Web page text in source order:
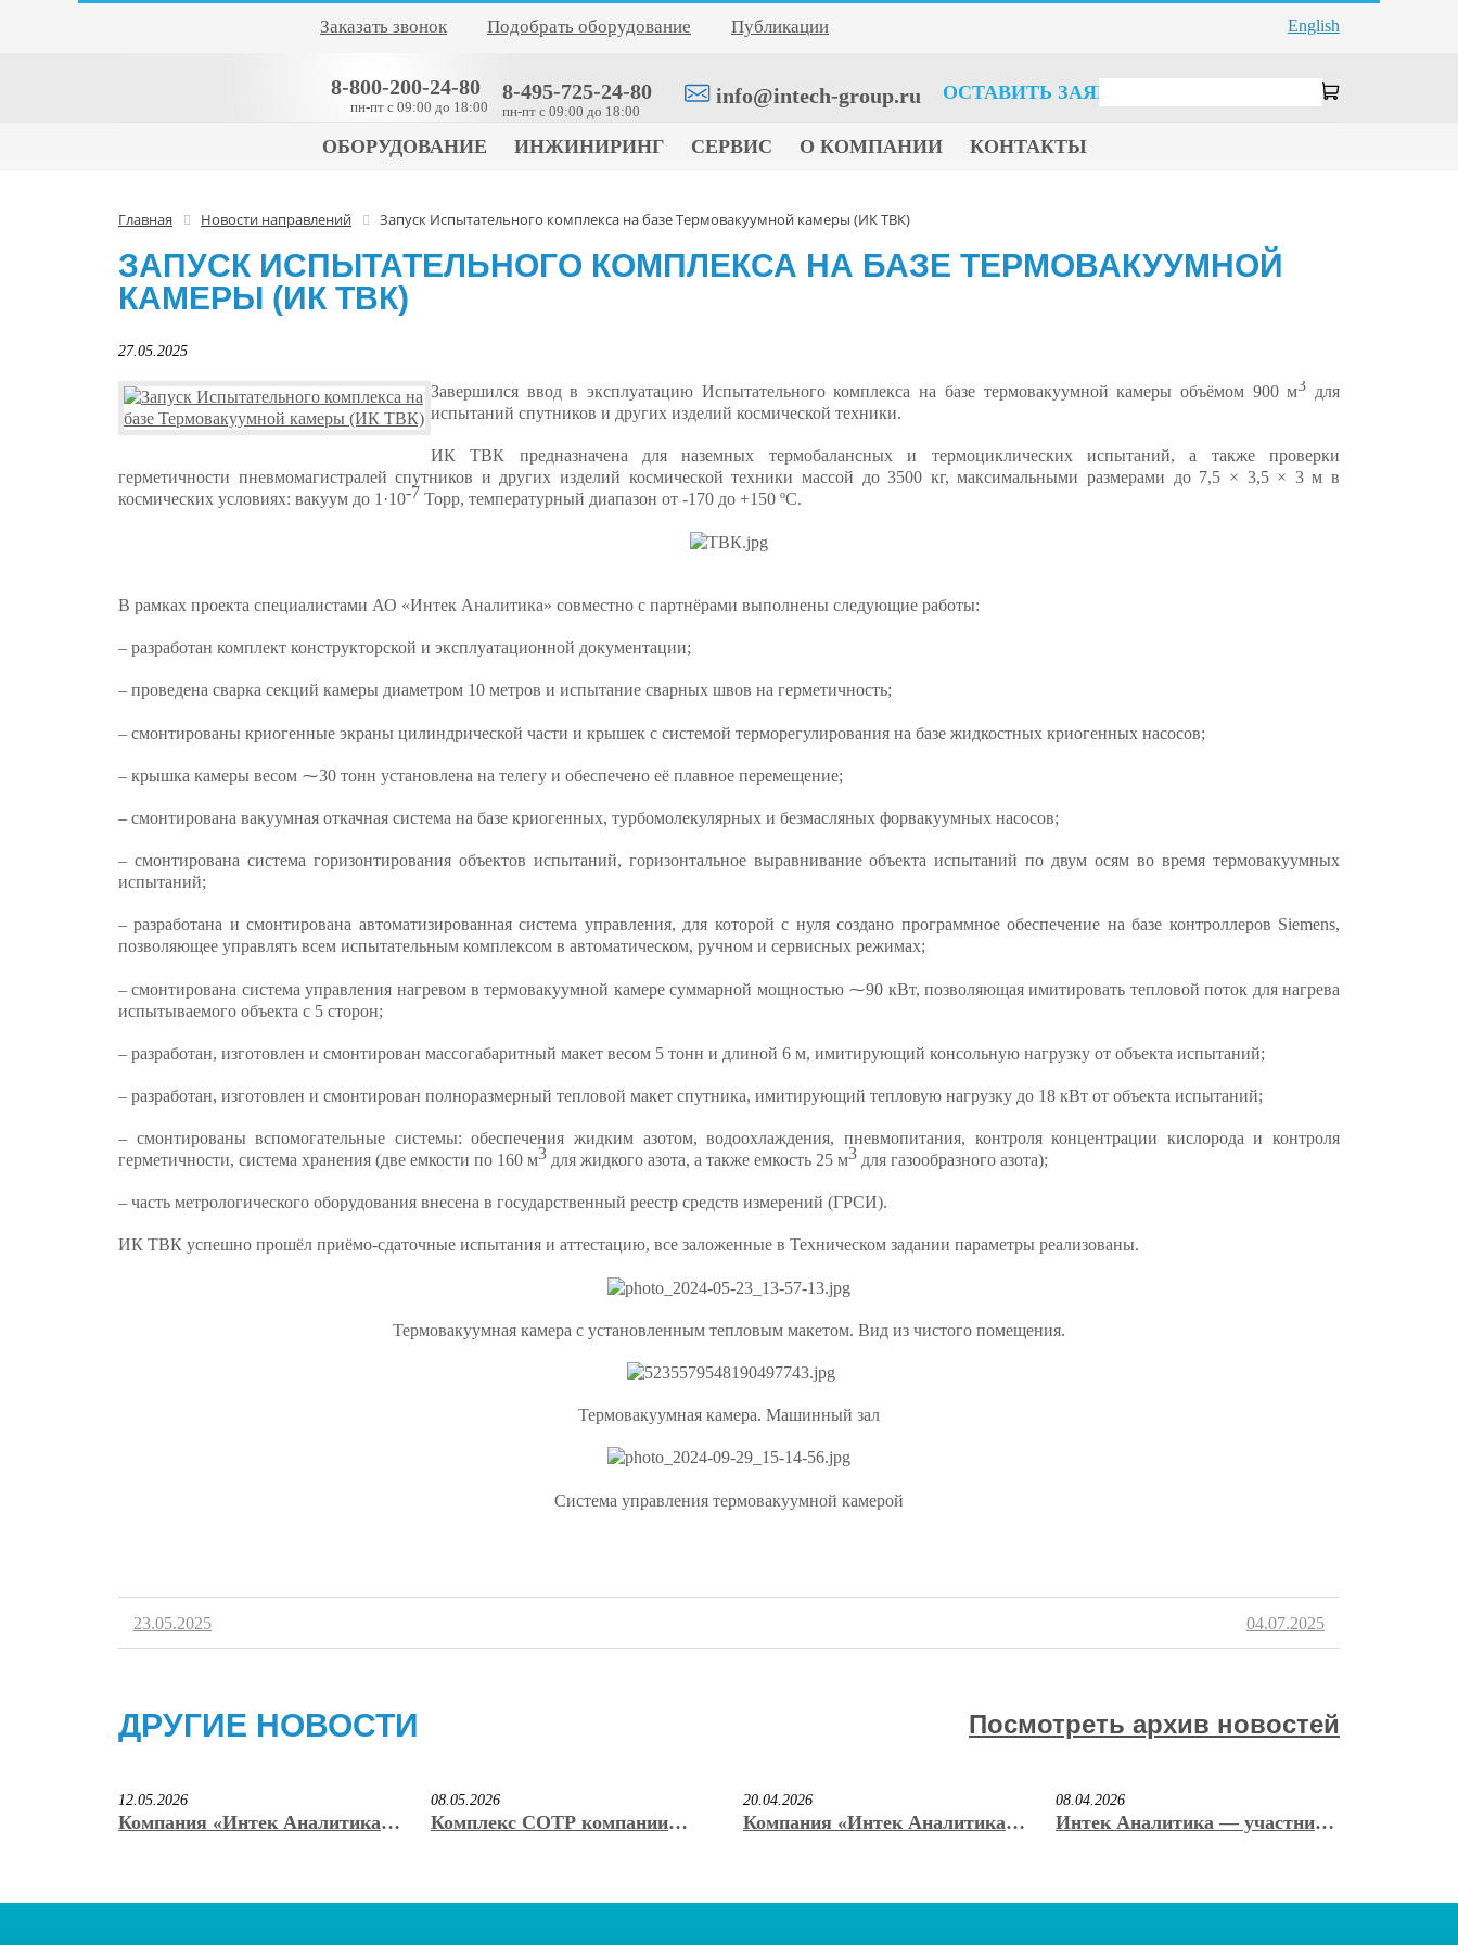
English
Заказать звонок Подобрать оборудование Публикации
8-800-200-24-80
пн-пт c 09:00 до 18:00
8-495-725-24-80
пн-пт c 09:00 до 18:00
info@intech-group.ru ОСТАВИТЬ ЗАЯВКУ
ОБОРУДОВАНИЕ ИНЖИНИРИНГ СЕРВИС О КОМПАНИИ КОНТАКТЫ
Главная Новости направлений Запуск Испытательного комплекса на базе Термовакуумной камеры (ИК ТВК)
ЗАПУСК ИСПЫТАТЕЛЬНОГО КОМПЛЕКСА НА БАЗЕ ТЕРМОВАКУУМНОЙ
КАМЕРЫ (ИК ТВК)
27.05.2025
Завершился ввод в эксплуатацию Испытательного комплекса на базе термовакуумной камеры объёмом 900 м3 для
испытаний спутников и других изделий космической техники.
ИК ТВК предназначена для наземных термобалансных и термоциклических испытаний, а также проверки
герметичности пневмомагистралей спутников и других изделий космической техники массой до 3500 кг, максимальными размерами до 7,5 × 3,5 × 3 м в
космических условиях: вакуум до 1·10-7 Торр, температурный диапазон от -170 до +150 ºC.
В рамках проекта специалистами АО «Интек Аналитика» совместно с партнёрами выполнены следующие работы:
– разработан комплект конструкторской и эксплуатационной документации;
– проведена сварка секций камеры диаметром 10 метров и испытание сварных швов на герметичность;
– смонтированы криогенные экраны цилиндрической части и крышек с системой терморегулирования на базе жидкостных криогенных насосов;
– крышка камеры весом ⁓30 тонн установлена на телегу и обеспечено её плавное перемещение;
– смонтирована вакуумная откачная система на базе криогенных, турбомолекулярных и безмасляных форвакуумных насосов;
– смонтирована система горизонтирования объектов испытаний, горизонтальное выравнивание объекта испытаний по двум осям во время термовакуумных
испытаний;
– разработана и смонтирована автоматизированная система управления, для которой с нуля создано программное обеспечение на базе контроллеров Siemens,
позволяющее управлять всем испытательным комплексом в автоматическом, ручном и сервисных режимах;
– смонтирована система управления нагревом в термовакуумной камере суммарной мощностью ⁓90 кВт, позволяющая имитировать тепловой поток для нагрева
испытываемого объекта с 5 сторон;
– разработан, изготовлен и смонтирован массогабаритный макет весом 5 тонн и длиной 6 м, имитирующий консольную нагрузку от объекта испытаний;
– разработан, изготовлен и смонтирован полноразмерный тепловой макет спутника, имитирующий тепловую нагрузку до 18 кВт от объекта испытаний;
– смонтированы вспомогательные системы: обеспечения жидким азотом, водоохлаждения, пневмопитания, контроля концентрации кислорода и контроля
герметичности, система хранения (две емкости по 160 м3 для жидкого азота, а также емкость 25 м3 для газообразного азота);
– часть метрологического оборудования внесена в государственный реестр средств измерений (ГРСИ).
ИК ТВК успешно прошёл приёмо-сдаточные испытания и аттестацию, все заложенные в Техническом задании параметры реализованы.
Термовакуумная камера с установленным тепловым макетом. Вид из чистого помещения.
Термовакуумная камера. Машинный зал
Система управления термовакуумной камерой
23.05.2025 04.07.2025
ДРУГИЕ НОВОСТИ Посмотреть архив новостей
12.05.2026
Компания «Интек Аналитика»
08.05.2026
Комплекс СОТР компании
20.04.2026
Компания «Интек Аналитика»
08.04.2026
Интек Аналитика — участник